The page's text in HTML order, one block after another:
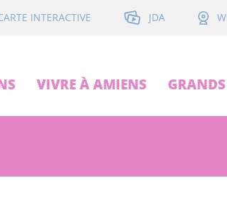
INTERACTIVE JDA
VIVRE À AMIENS